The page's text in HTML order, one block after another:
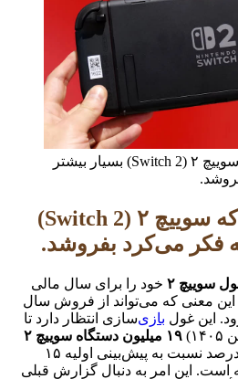
نینتندو انتظار دارد که سوییچ ۲ (Switch 2) بسیار بیشتر
نینتندو انتظار دارد که سوییچ ۲ (Switch 2)
فکر می‌کرد بفروشد.
سوییچ ۲
خود را برای سال مالی
معنی که می‌تواند از فروش سال
این غول بازی‌سازی انتظار دارد تا
۱۹ میلیون دستگاه سوییچ ۲
بفروشد که این میزان ۲۶.۷ درصد نسبت به پیش‌بینی اولیه ۱۵
است. این امر به دنبال گزارش قبلی